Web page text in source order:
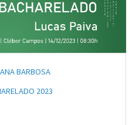
BARBOSA
2023